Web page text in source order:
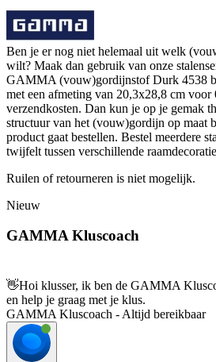
Ben je er nog niet helemaal uit welk
wilt? Maak dan gebruik van onze
GAMMA (vouw)gordijnstof Durk 4538
met een afmeting van 20,3x28,8 cm voor
verzendkosten. Dan kun je op je gemak
structuur van het (vouw)gordijn op maat
product gaat bestellen. Bestel meerdere
twijfelt tussen verschillende
Ruilen of retourneren is niet mogelijk.
Nieuw
GAMMA Kluscoach
👋Hoi klusser, ik ben de GAMMA
en help je graag met je klus.
GAMMA Kluscoach - Altijd bereikbaar